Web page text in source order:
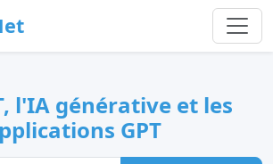
l'IA générative et les
GPT